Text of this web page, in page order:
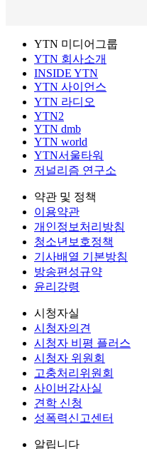
YTN 미디어그룹
YTN 회사소개
INSIDE YTN
YTN 사이언스
YTN 라디오
YTN2
YTN dmb
YTN world
YTN서울타워
저널리즘 연구소
약관 및 정책
이용약관
개인정보처리방침
청소년보호정책
기사배열 기본방침
방송편성규약
윤리강령
시청자실
시청자의견
시청자 비평 플러스
시청자 위원회
고충처리위원회
사이버감사실
견학 신청
성폭력신고센터
알립니다